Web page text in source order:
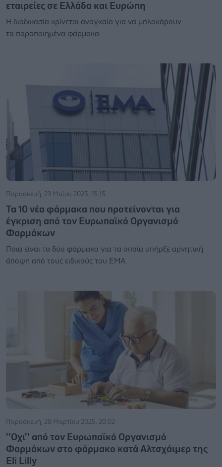
εταιρείες σε Ελλάδα και Ευρώπη
Η διαδικασία κρίνεται αναγκαία για να μπλοκάρουν
τα παραποιημένα φάρμακα.
Παρασκευή, 23 Μαΐου 2025, 15:15
Τα 10 νέα φάρμακα που προτείνονται για
έγκριση από τον Ευρωπαϊκό Οργανισμό
Φαρμάκων
Ποια είναι τα δύο φάρμακα για τα οποία υπήρξε αρνητική
άποψη από τους ειδικούς του ΕΜΑ.
Παρασκευή, 28 Μαρτίου 2025, 20:02
''Οχι'' από τον Ευρωπαϊκό Οργανισμό
Φαρμάκων στο φάρμακο κατά Αλτσχάιμερ της
Eli Lilly